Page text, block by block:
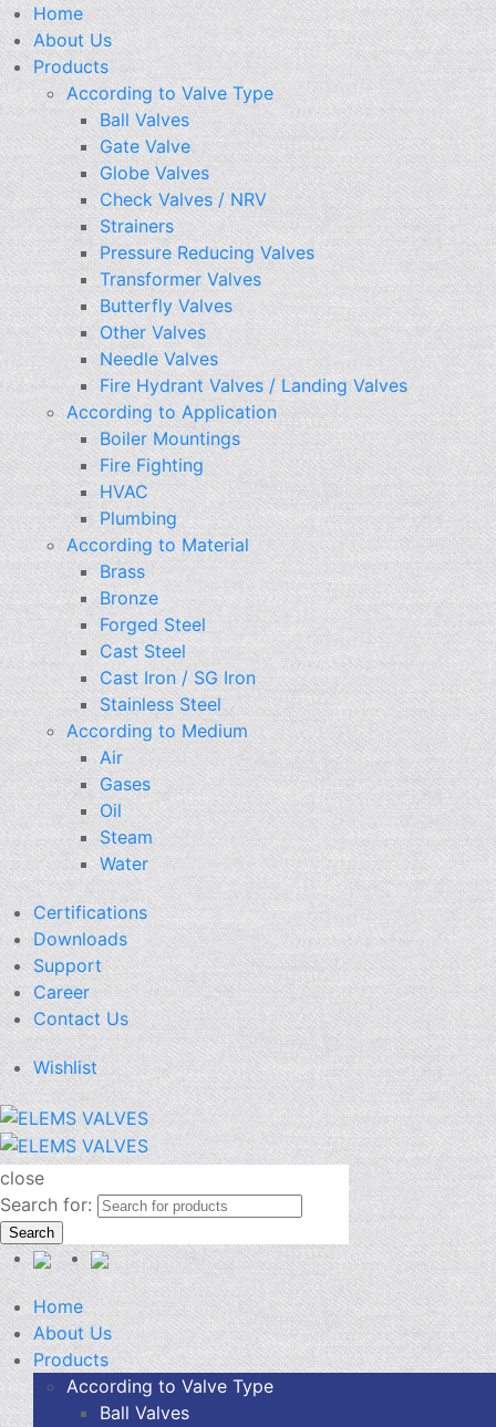
Home
About Us
Products
According to Valve Type
Ball Valves
Gate Valve
Globe Valves
Check Valves / NRV
Strainers
Pressure Reducing Valves
Transformer Valves
Butterfly Valves
Other Valves
Needle Valves
Fire Hydrant Valves / Landing Valves
According to Application
Boiler Mountings
Fire Fighting
HVAC
Plumbing
According to Material
Brass
Bronze
Forged Steel
Cast Steel
Cast Iron / SG Iron
Stainless Steel
According to Medium
Air
Gases
Oil
Steam
Water
Certifications
Downloads
Support
Career
Contact Us
Wishlist
close
Search for:
Search
Home
About Us
Products
According to Valve Type
Ball Valves